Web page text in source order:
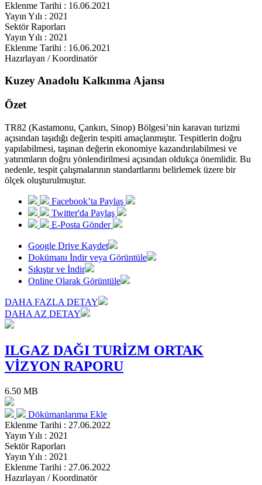
Eklenme Tarihi : 16.06.2021
Yayın Yılı : 2021
Sektör Raporları
Yayın Yılı : 2021
Eklenme Tarihi : 16.06.2021
Hazırlayan / Koordinatör
Kuzey Anadolu Kalkınma Ajansı
Özet
TR82 (Kastamonu, Çankırı, Sinop) Bölgesi’nin karavan turizmi
açısından taşıdığı değerin tespiti amaçlanmıştır. Tespitlerin doğru
yapılabilmesi, taşınan değerin ekonomiye kazandırılabilmesi ve
yatırımların doğru yönlendirilmesi açısından oldukça önemlidir. Bu
nedenle, tespit çalışmalarının standartlarını belirlemek üzere bir
ölçek oluşturulmuştur.
Facebook’ta Paylaş
Twitter'da Paylaş
E-Posta Gönder
Google Drive Kaydet
Dokümanı İndir veya Görüntüle
Sıkıştır ve İndir
Online Olarak Görüntüle
DAHA FAZLA DETAY
DAHA AZ DETAY
ILGAZ DAĞI TURİZM ORTAK
VİZYON RAPORU
6.50 MB
Dökümanlarıma Ekle
Eklenme Tarihi : 27.06.2022
Yayın Yılı : 2021
Sektör Raporları
Yayın Yılı : 2021
Eklenme Tarihi : 27.06.2022
Hazırlayan / Koordinatör